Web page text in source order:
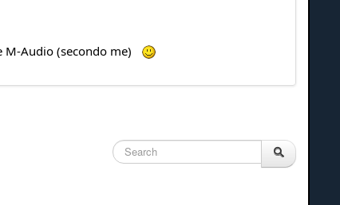
M-Audio (secondo me)